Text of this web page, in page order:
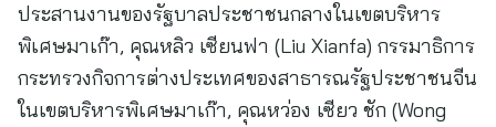
ประสานงานของรัฐบาลประชาชนกลางในเขตบริหาร
พิเศษมาเก๊า, คุณหลิว เซียนฟา (Liu Xianfa) กรรมาธิการ
กระทรวงกิจการต่างประเทศของสาธารณรัฐประชาชนจีน
ในเขตบริหารพิเศษมาเก๊า, คุณหว่อง เซียว ชัก (Wong